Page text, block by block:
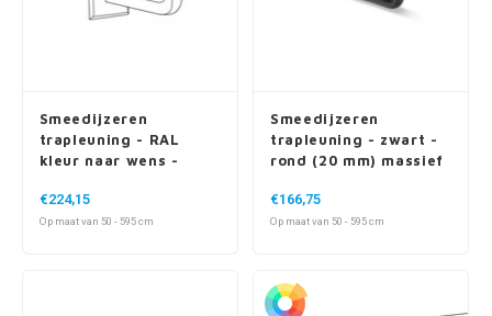
Smeedijzeren
trapleuning - RAL
kleur naar wens -
- met vierkante
houders + rozet
€224,15
Op maat van 50 - 595 cm
Smeedijzeren
trapleuning - zwart -
rond (20 mm) massief
€166,75
Op maat van 50 - 595 cm